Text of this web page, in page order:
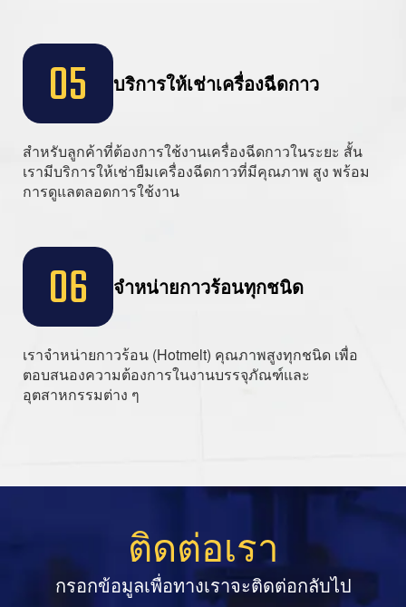
05 บริการให้เช่าเครื่องฉีดกาว
สำหรับลูกค้าที่ต้องการใช้งานเครื่องฉีดกาวในระยะ สั้น
เรามีบริการให้เช่ายืมเครื่องฉีดกาวที่มีคุณภาพ สูง พร้อม
การดูแลตลอดการใช้งาน
06 จำหน่ายกาวร้อนทุกชนิด
เราจำหน่ายกาวร้อน (Hotmelt) คุณภาพสูงทุกชนิด เพื่อ
ตอบสนองความต้องการในงานบรรจุภัณฑ์และ
อุตสาหกรรมต่าง ๆ
ติดต่อเรา
กรอกข้อมูลเพื่อทางเราจะติดต่อกลับไป